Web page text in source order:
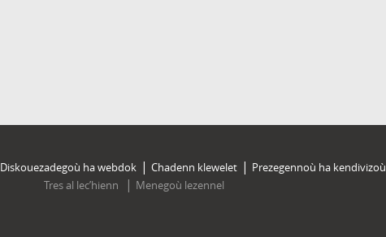
Diskouezadegoù ha webdok Chadenn klewelet
Prezegennoù ha kendivizoù
Tres al lec’hienn
Menegoù lezennel